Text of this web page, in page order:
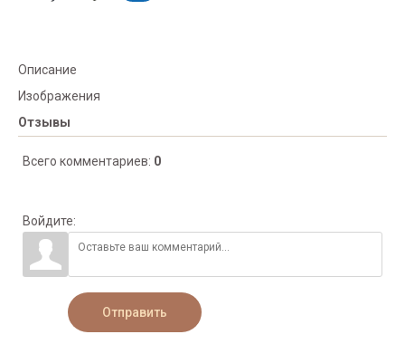
Описание
Изображения
Отзывы
Всего комментариев: 0
Войдите:
Отправить